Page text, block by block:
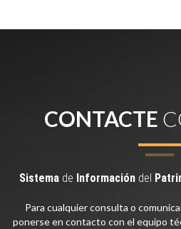
CONTACTE
Sistema de Información del
Para cualquier consulta o
ponerse en contacto con el equipo